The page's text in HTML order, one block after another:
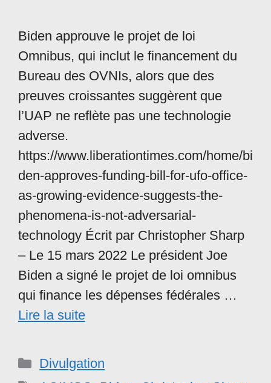
Biden approuve le projet de loi
Omnibus, qui inclut le financement du
Bureau des OVNIs, alors que des
preuves croissantes suggèrent que
l’UAP ne reflète pas une technologie
adverse.
https://www.liberationtimes.com/home/bi
den-approves-funding-bill-for-ufo-office-
as-growing-evidence-suggests-the-
phenomena-is-not-adversarial-
technology Écrit par Christopher Sharp
– Le 15 mars 2022 Le président Joe
Biden a signé le projet de loi omnibus
qui finance les dépenses fédérales …
Lire la suite
Catégories
Divulgation